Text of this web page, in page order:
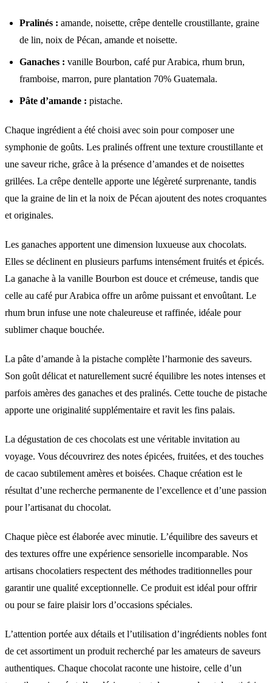
Pralinés : amande, noisette, crêpe dentelle croustillante, graine
de lin, noix de Pécan, amande et noisette.
Ganaches : vanille Bourbon, café pur Arabica, rhum brun,
framboise, marron, pure plantation 70% Guatemala.
Pâte d’amande : pistache.
Chaque ingrédient a été choisi avec soin pour composer une
symphonie de goûts. Les pralinés offrent une texture croustillante et
une saveur riche, grâce à la présence d’amandes et de noisettes
grillées. La crêpe dentelle apporte une légèreté surprenante, tandis
que la graine de lin et la noix de Pécan ajoutent des notes croquantes
et originales.
Les ganaches apportent une dimension luxueuse aux chocolats.
Elles se déclinent en plusieurs parfums intensément fruités et épicés.
La ganache à la vanille Bourbon est douce et crémeuse, tandis que
celle au café pur Arabica offre un arôme puissant et envoûtant. Le
rhum brun infuse une note chaleureuse et raffinée, idéale pour
sublimer chaque bouchée.
La pâte d’amande à la pistache complète l’harmonie des saveurs.
Son goût délicat et naturellement sucré équilibre les notes intenses et
parfois amères des ganaches et des pralinés. Cette touche de pistache
apporte une originalité supplémentaire et ravit les fins palais.
La dégustation de ces chocolats est une véritable invitation au
voyage. Vous découvrirez des notes épicées, fruitées, et des touches
de cacao subtilement amères et boisées. Chaque création est le
résultat d’une recherche permanente de l’excellence et d’une passion
pour l’artisanat du chocolat.
Chaque pièce est élaborée avec minutie. L’équilibre des saveurs et
des textures offre une expérience sensorielle incomparable. Nos
artisans chocolatiers respectent des méthodes traditionnelles pour
garantir une qualité exceptionnelle. Ce produit est idéal pour offrir
ou pour se faire plaisir lors d’occasions spéciales.
L’attention portée aux détails et l’utilisation d’ingrédients nobles font
de cet assortiment un produit recherché par les amateurs de saveurs
authentiques. Chaque chocolat raconte une histoire, celle d’un